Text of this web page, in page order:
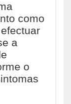
como
a
o